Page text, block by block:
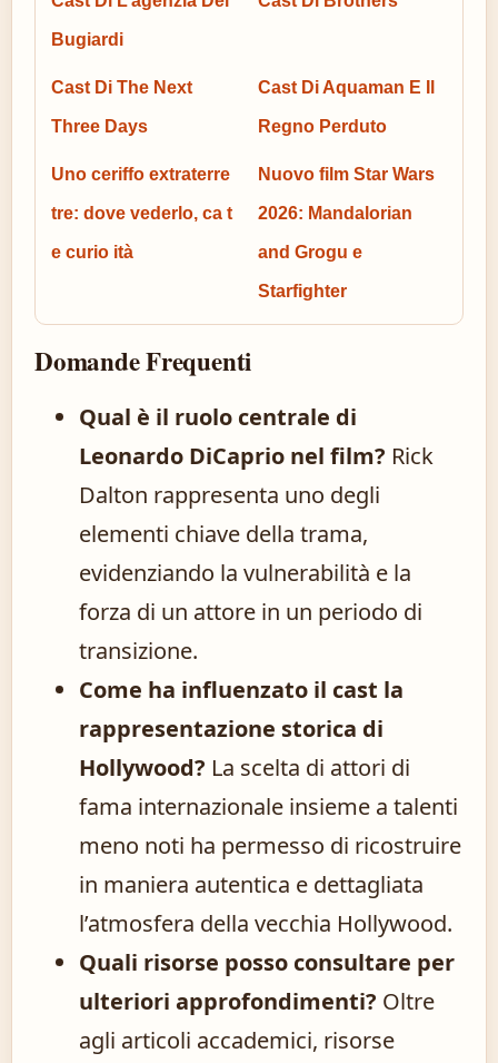
Bugiardi
Cast Di The Next
Three Days
Cast Di Aquaman E Il
Regno Perduto
Uno ceriffo extraterre
tre: dove vederlo, ca t
e curio ità
Nuovo film Star Wars
2026: Mandalorian
and Grogu e
Starfighter
Domande Frequenti
Qual è il ruolo centrale di
Leonardo DiCaprio nel film? Rick
Dalton rappresenta uno degli
elementi chiave della trama,
evidenziando la vulnerabilità e la
forza di un attore in un periodo di
transizione.
Come ha influenzato il cast la
rappresentazione storica di
Hollywood? La scelta di attori di
fama internazionale insieme a talenti
meno noti ha permesso di ricostruire
in maniera autentica e dettagliata
l’atmosfera della vecchia Hollywood.
Quali risorse posso consultare per
ulteriori approfondimenti? Oltre
agli articoli accademici, risorse